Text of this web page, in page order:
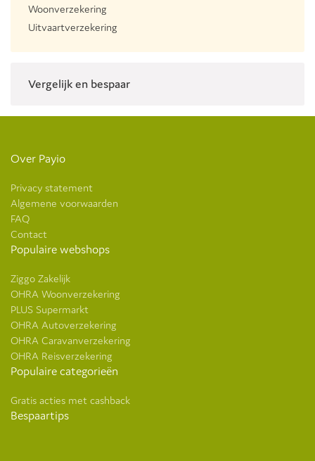
Woonverzekering
Uitvaartverzekering
Vergelijk en bespaar
Over Payio
Privacy statement
Algemene voorwaarden
FAQ
Contact
Populaire webshops
Ziggo Zakelijk
OHRA Woonverzekering
PLUS Supermarkt
OHRA Autoverzekering
OHRA Caravanverzekering
OHRA Reisverzekering
Populaire categorieën
Gratis acties met cashback
Bespaartips